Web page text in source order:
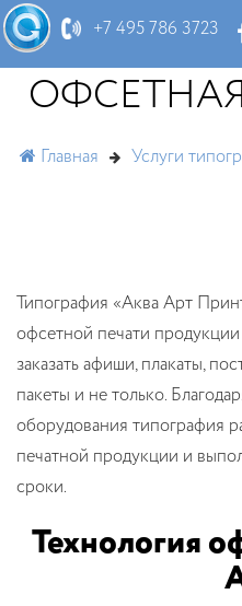
+7 495 786 3723
Главная Услуги
Типография «Аква Арт
офсетной печати
заказать афиши, плакаты,
пакеты и не только.
оборудования типография
печатной продукции и
сроки.
Технология